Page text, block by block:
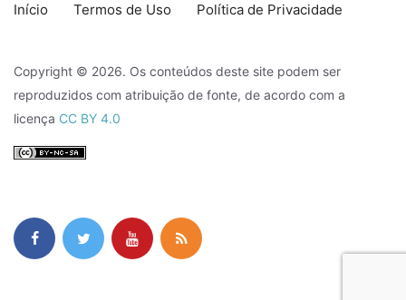
Início Termos de Uso Política de Privacidade
Copyright © 2026. Os conteúdos deste site podem ser
reproduzidos com atribuição de fonte, de acordo com a
licença CC BY 4.0